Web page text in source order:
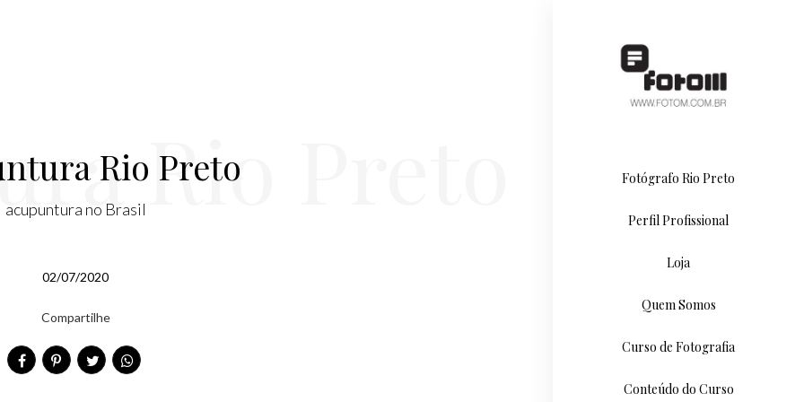
Fotógrafo Rio Preto
Perfil Profissional
Loja
Quem Somos
Curso de Fotografia
Conteúdo do Curso
Rio Preto
Rio Preto
acupuntura no Brasil
02/07/2020
Compartilhe